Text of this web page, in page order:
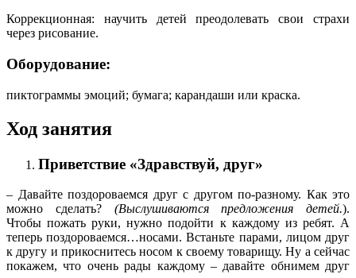
Коррекционная: научить детей преодолевать свои страхи
через рисование.
Оборудование:
пиктограммы эмоций; бумага; карандаши или краска.
Ход занятия
Приветствие «Здравствуй, друг»
– Давайте поздороваемся друг с другом по-разному. Как это
можно сделать? (Выслушиваются предложения детей.).
Чтобы пожать руки, нужно подойти к каждому из ребят. А
теперь поздороваемся…носами. Встаньте парами, лицом друг
к другу и прикоснитесь носом к своему товарищу. Ну а сейчас
покажем, что очень рады каждому – давайте обнимем друг